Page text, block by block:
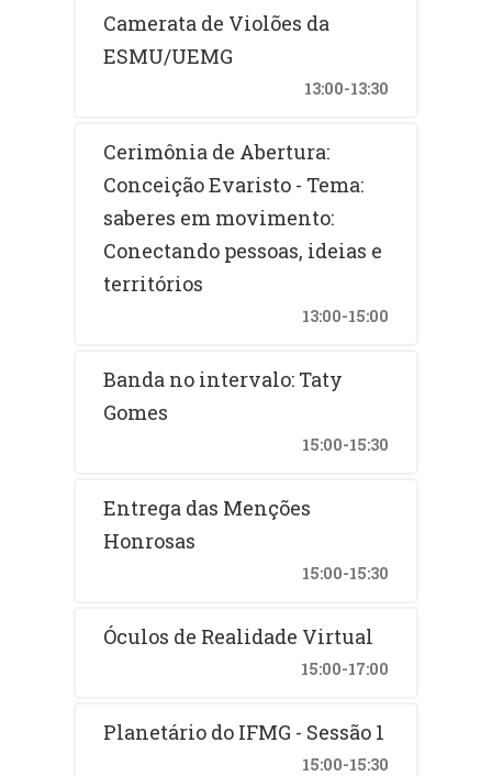
Camerata de Violões da
ESMU/UEMG
13:00-13:30
Cerimônia de Abertura:
Conceição Evaristo - Tema:
saberes em movimento:
Conectando pessoas, ideias e
territórios
13:00-15:00
Banda no intervalo: Taty
Gomes
15:00-15:30
Entrega das Menções
Honrosas
15:00-15:30
Óculos de Realidade Virtual
15:00-17:00
Planetário do IFMG - Sessão 1
15:00-15:30